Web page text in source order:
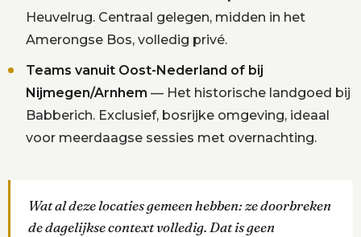
Heuvelrug. Centraal gelegen, midden in het
Amerongse Bos, volledig privé.
Teams vanuit Oost-Nederland of bij
Nijmegen/Arnhem — Het historische landgoed bij
Babberich. Exclusief, bosrijke omgeving, ideaal
voor meerdaagse sessies met overnachting.
Wat al deze locaties gemeen hebben: ze doorbreken
de dagelijkse context volledig. Dat is geen